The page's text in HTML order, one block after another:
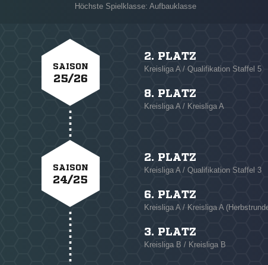
Höchste Spielklasse: Aufbauklasse
SAISON
25/26
2. PLATZ
Kreisliga A / Qualifikation Staffel 5
8. PLATZ
Kreisliga A / Kreisliga A
SAISON
24/25
2. PLATZ
Kreisliga A / Qualifikation Staffel 3
6. PLATZ
Kreisliga A / Kreisliga A
3. PLATZ
Kreisliga B / Kreisliga B